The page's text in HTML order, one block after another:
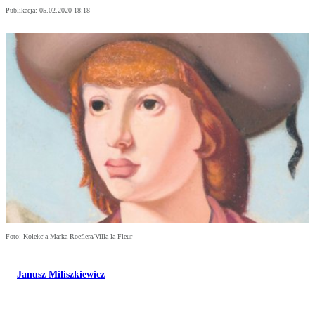
Publikacja: 05.02.2020 18:18
Foto: Kolekcja Marka Roeflera/Villa la Fleur
Janusz Miliszkiewicz